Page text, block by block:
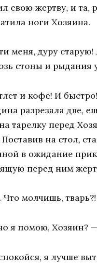
свою жертву, и та,
ноги Хозяина.
меня, дуру
стоны и рыдания
и кофе! И
разрезала две,
тарелку перед
Поставив на стол,
в ожидание
перед ним
молчишь, тварь?!
я помою, Хозяин?
я лучше